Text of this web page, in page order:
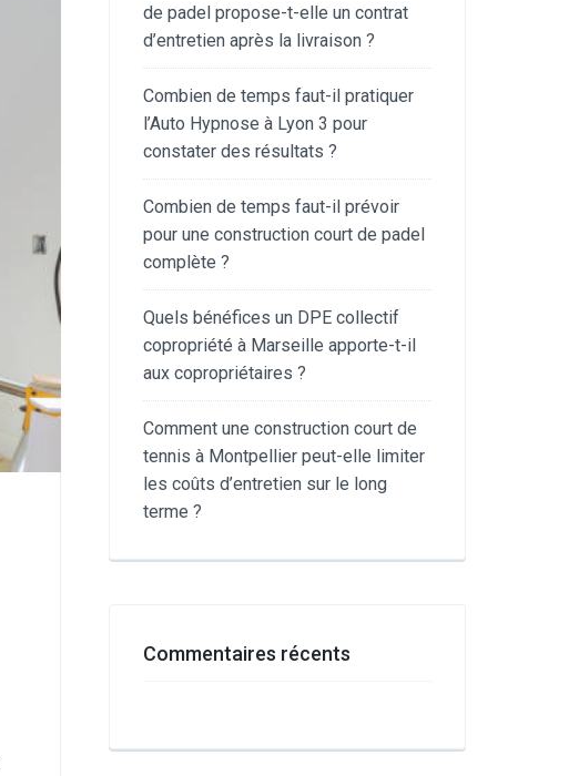
de padel propose-t-elle un contrat
d’entretien après la livraison ?
Combien de temps faut-il pratiquer
l’Auto Hypnose à Lyon 3 pour
constater des résultats ?
Combien de temps faut-il prévoir
pour une construction court de padel
complète ?
Quels bénéfices un DPE collectif
copropriété à Marseille apporte-t-il
aux copropriétaires ?
Comment une construction court de
tennis à Montpellier peut-elle limiter
les coûts d’entretien sur le long
terme ?
Commentaires récents